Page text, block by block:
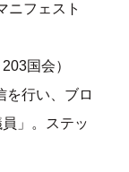
ニフェスト
国会）
を行い、ブロ
」。ステッ